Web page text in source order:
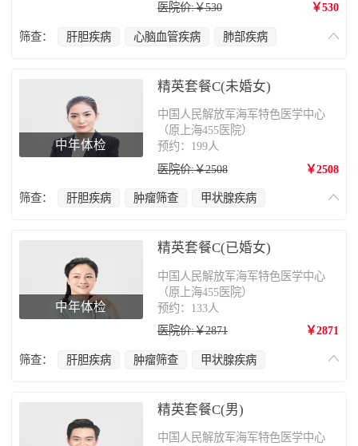
医院价:￥530
￥530
筛查： 肝胆疾病 心脑血管疾病
肺部疾病
中年体检
精英套餐C(未婚女)
中国人民解放军海军特色医学中心
（原上海455医院）
预约：199人
医院价:￥2508
￥2508
筛查： 肝胆疾病 肿瘤筛查
甲状腺疾病
中年体检
精英套餐C(已婚女)
中国人民解放军海军特色医学中心
（原上海455医院）
预约：133人
医院价:￥2871
￥2871
筛查： 肝胆疾病 肿瘤筛查
甲状腺疾病
精英套餐C(男)
中国人民解放军海军特色医学中心